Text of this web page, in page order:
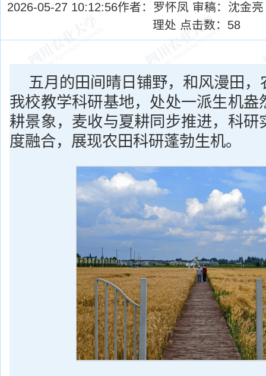
2026-05-27 10:12:56作者：罗怀凤 审稿：沈金
理处 点击数： 58
五月的田间晴日铺野，和风漫田
我校教学科研基地，处处一派生机盎
耕景象，麦收与夏耕同步推进，科研
度融合，展现农田科研蓬勃生机。